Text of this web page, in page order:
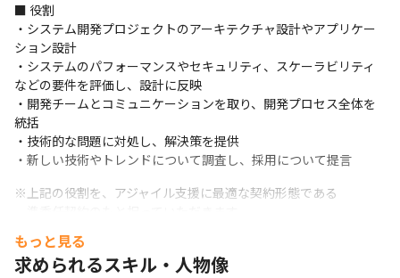
■ 役割
・システム開発プロジェクトのアーキテクチャ設計やアプリケー
ション設計
・システムのパフォーマンスやセキュリティ、スケーラビリティ
などの要件を評価し、設計に反映
・開発チームとコミュニケーションを取り、開発プロセス全体を
統括
・技術的な問題に対処し、解決策を提供
・新しい技術やトレンドについて調査し、採用について提言
※上記の役割を、アジャイル支援に最適な契約形態である
ITアーキテクトはクライアントの課題発掘・アジャイル文化浸透
に注力。
もっと見る
求められるスキル・人物像